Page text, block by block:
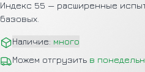
Индекс 55 — расширенные
базовых.
Наличие: много
Можем отгрузить в